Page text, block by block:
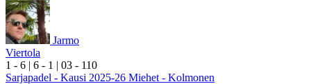
Jarmo
Viertola
1 - 6 | 6 - 1 | 03 - 110
Sarjapadel - Kausi 2025-26 Miehet - Kolmonen